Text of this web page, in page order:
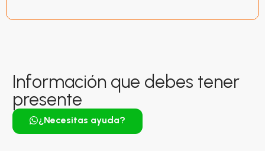
Información que debes tener
presente
¿Necesitas ayuda?